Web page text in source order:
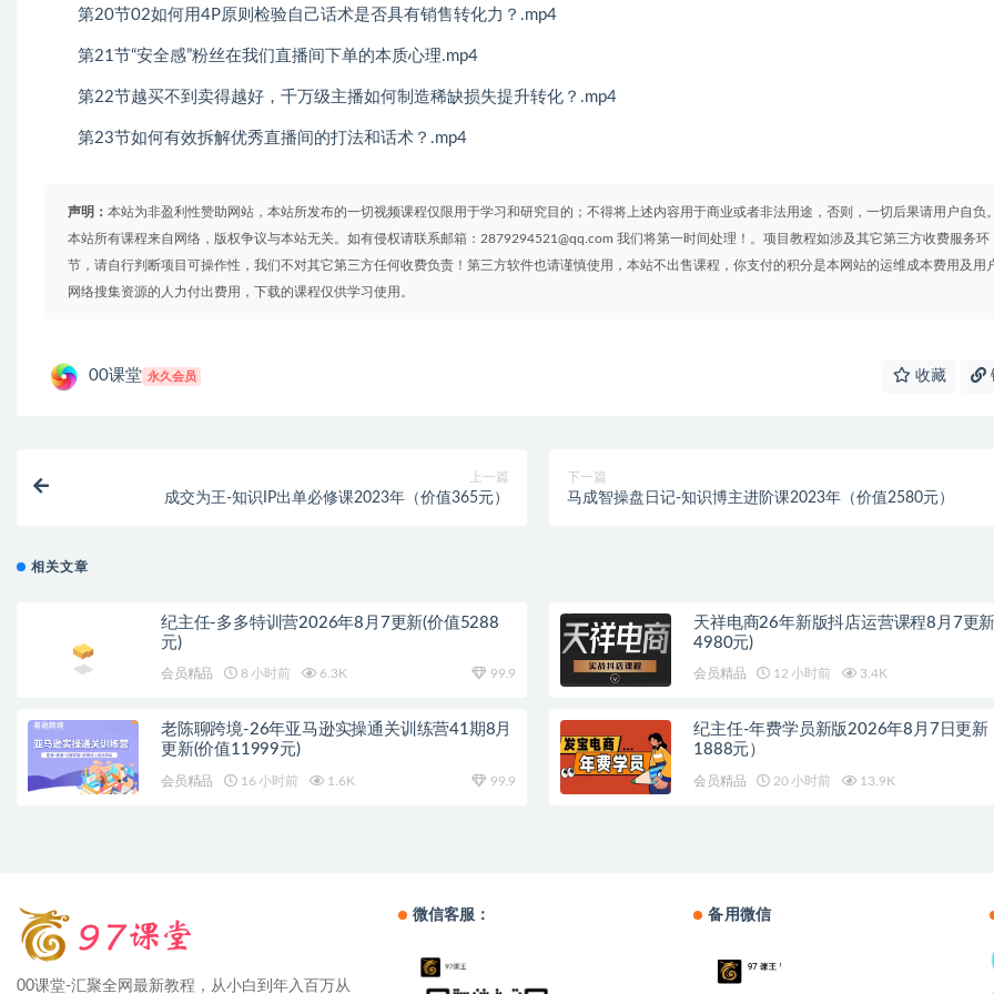
第20节02如何用4P原则检验自己话术是否具有销售转化力？.mp4
第21节“安全感”粉丝在我们直播间下单的本质心理.mp4
第22节越买不到卖得越好，千万级主播如何制造稀缺损失提升转化？.mp4
第23节如何有效拆解优秀直播间的打法和话术？.mp4
声明： 本站为非盈利性赞助网站，本站所发布的一切视频课程仅限用于学习和研究目的；不得将上述内容用于商业或者非法用途，否则，一切后果请用户自负。
本站所有课程来自网络，版权争议与本站无关。如有侵权请联系邮箱：2879294521@qq.com 我们将第一时间处理！。项目教程如涉及其它第三方收费服务环
节，请自行判断项目可操作性，我们不对其它第三方任何收费负责！第三方软件也请谨慎使用，本站不出售课程，你支付的积分是本网站的运维成本费用及用
网络搜集资源的人力付出费用，下载的课程仅供学习使用。
00课堂 永久会员 收藏
上一篇
成交为王-知识IP出单必修课2023年（价值365元）
下一篇
马成智操盘日记-知识博主进阶课2023年（价值2580元）
相关文章
纪主任-多多特训营2026年8月7更新(价值5288
元)
会员精品 8 小时前 6.3K 99.9
天祥电商26年新版抖店运营课程8月7更
4980元)
会员精品 12 小时前 3.4K
老陈聊跨境-26年亚马逊实操通关训练营41期8月
更新(价值11999元)
会员精品 16 小时前 1.6K 99.9
纪主任-年费学员新版2026年8月7日更新
1888元）
会员精品 20 小时前 13.9K
00课堂-汇聚全网最新教程，从小白到年入百万从
微信客服： 备用微信